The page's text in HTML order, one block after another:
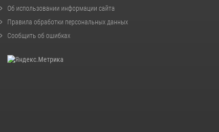
Об использовании информации сайта
Правила обработки персональных данных
Сообщить об ошибках